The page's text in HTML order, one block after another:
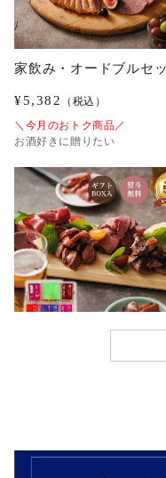
家飲み・オードブルセ
¥5,382
（税込）
＼今月のおトク商品／
お酒好きに贈りたい